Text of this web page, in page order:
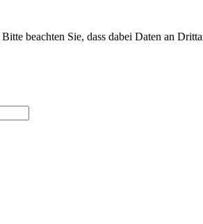
beachten Sie, dass dabei Daten an